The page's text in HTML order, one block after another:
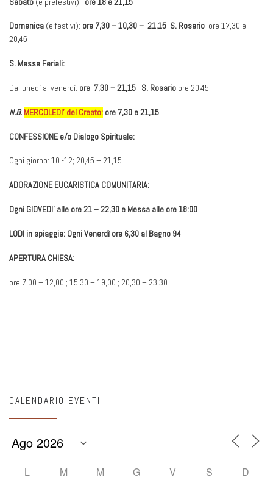
Domenica (e festivi): ore 7,30 – 10,30 – 21,15 S. Rosario ore 17,30 e
20,45
S. Messe Feriali:
Da lunedì al venerdì: ore 7,30 – 21,15 S. Rosario ore 20,45
N.B. MERCOLEDI’ del Creato: ore 7,30 e 21,15
CONFESSIONE e/o Dialogo Spirituale:
Ogni giorno: 10 -12; 20,45 – 21,15
ADORAZIONE EUCARISTICA COMUNITARIA:
Ogni GIOVEDI’ alle ore 21 – 22,30 e Messa alle ore 18:00
LODI in spiaggia: Ogni Venerdì ore 6,30 al Bagno 94
APERTURA CHIESA:
ore 7,00 – 12,00 ; 15,30 – 19,00 ; 20,30 – 23,30
CALENDARIO EVENTI
L M M G V S D